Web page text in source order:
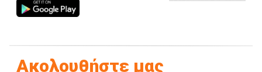
Ακολουθήστε μας